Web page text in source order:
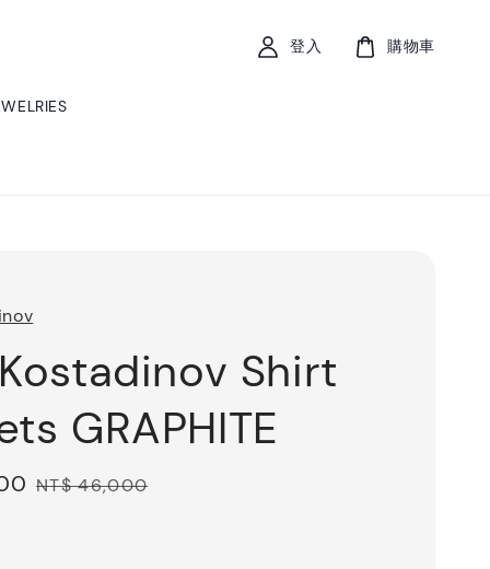
登入 購物車
Shirt
GRAPHITE
Regular
NT$ 46,000